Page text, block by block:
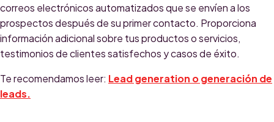
correos electrónicos automatizados que se envíen a los
prospectos después de su primer contacto. Proporciona
información adicional sobre tus productos o servicios,
testimonios de clientes satisfechos y casos de éxito.
Te recomendamos leer: Lead generation o generación de
leads.